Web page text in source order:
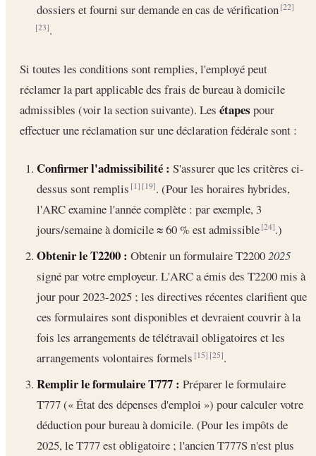
dossiers et fourni sur demande en cas de vérification[22]
[23].
Si toutes les conditions sont remplies, l'employé peut
réclamer la part applicable des frais de bureau à domicile
admissibles (voir la section suivante). Les étapes pour
effectuer une réclamation sur une déclaration fédérale sont :
Confirmer l'admissibilité : S'assurer que les critères ci-
dessus sont remplis[1] [19]. (Pour les horaires hybrides,
l'ARC examine l'année complète : par exemple, 3
jours/semaine à domicile ≈ 60 % est admissible[24].)
Obtenir le T2200 : Obtenir un formulaire T22002025
signé par votre employeur. L'ARC a émis des T2200 mis à
jour pour 2023-2025 ; les directives récentes clarifient que
ces formulaires sont disponibles et devraient couvrir à la
fois les arrangements de télétravail obligatoires et les
arrangements volontaires formels[15] [25].
Remplir le formulaire T777 : Préparer le formulaire
T777 (« État des dépenses d'emploi ») pour calculer votre
déduction pour bureau à domicile. (Pour les impôts de
2025, le T777 est obligatoire ; l'ancien T777S n'est plus